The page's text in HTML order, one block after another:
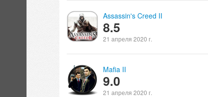
Assassin's Creed II
8.5
21 апреля 2020 г.
Mafia II
9.0
21 апреля 2020 г.